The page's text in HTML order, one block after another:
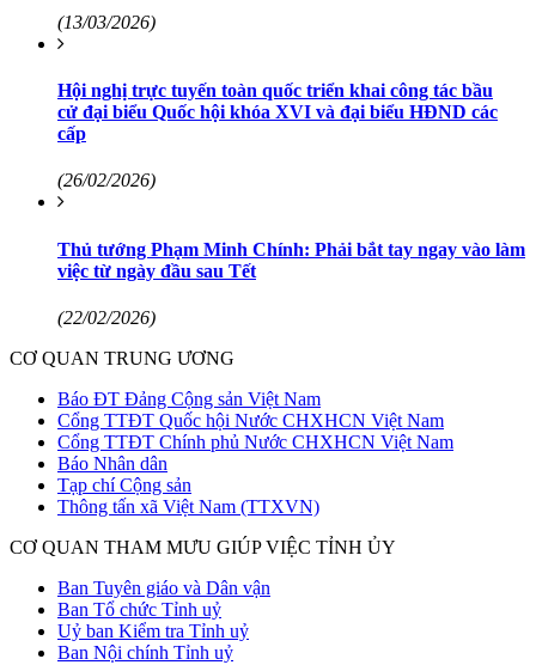
(13/03/2026)
Hội nghị trực tuyến toàn quốc triển khai công tác bầu
cử đại biểu Quốc hội khóa XVI và đại biểu HĐND các
cấp
(26/02/2026)
Thủ tướng Phạm Minh Chính: Phải bắt tay ngay vào làm
việc từ ngày đầu sau Tết
(22/02/2026)
CƠ QUAN TRUNG ƯƠNG
Báo ĐT Đảng Cộng sản Việt Nam
Cổng TTĐT Quốc hội Nước CHXHCN Việt Nam
Cổng TTĐT Chính phủ Nước CHXHCN Việt Nam
Báo Nhân dân
Tạp chí Cộng sản
Thông tấn xã Việt Nam (TTXVN)
CƠ QUAN THAM MƯU GIÚP VIỆC TỈNH ỦY
Ban Tuyên giáo và Dân vận
Ban Tổ chức Tỉnh uỷ
Uỷ ban Kiểm tra Tỉnh uỷ
Ban Nội chính Tỉnh uỷ